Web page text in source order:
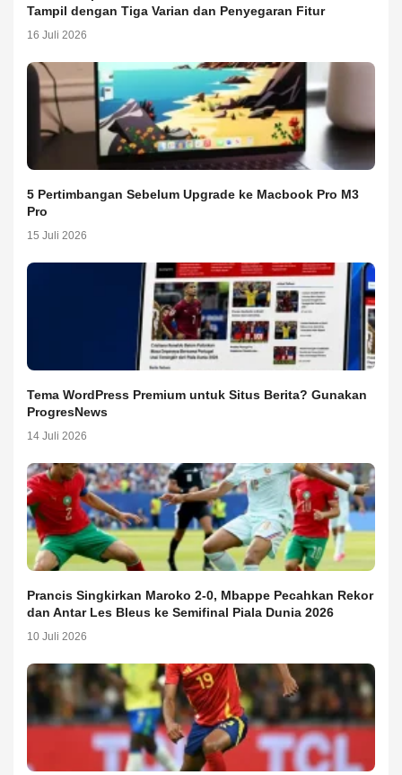
Tampil dengan Tiga Varian dan Penyegaran Fitur
16 Juli 2026
5 Pertimbangan Sebelum Upgrade ke Macbook Pro M3
Pro
15 Juli 2026
Tema WordPress Premium untuk Situs Berita? Gunakan
ProgresNews
14 Juli 2026
Prancis Singkirkan Maroko 2-0, Mbappe Pecahkan Rekor
dan Antar Les Bleus ke Semifinal Piala Dunia 2026
10 Juli 2026